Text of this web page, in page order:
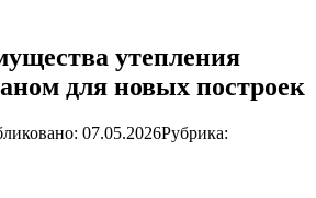
утепления
для новых построек
07.05.2026Рубрика: